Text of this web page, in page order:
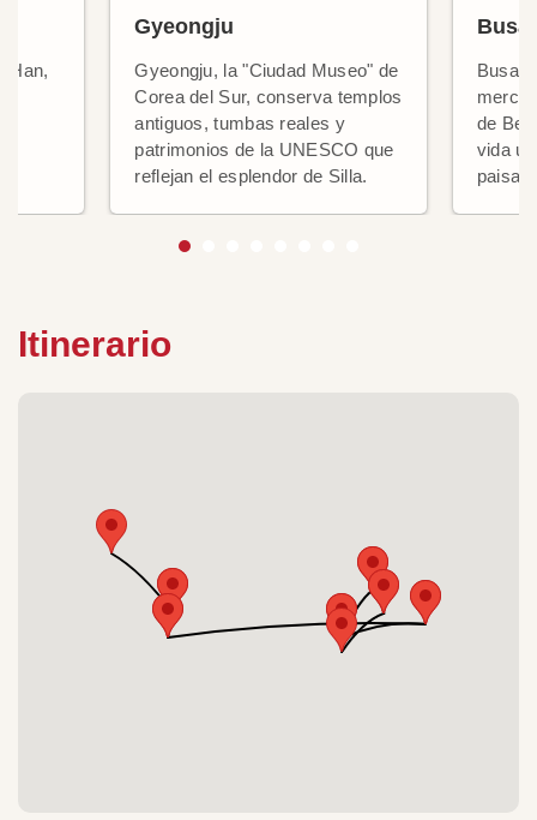
Han,
Gyeongju
Gyeongju, la "Ciudad Museo" de
Corea del Sur, conserva templos
antiguos, tumbas reales y
patrimonios de la UNESCO que
reflejan el esplendor de Silla.
Busan
de
vida
Itinerario